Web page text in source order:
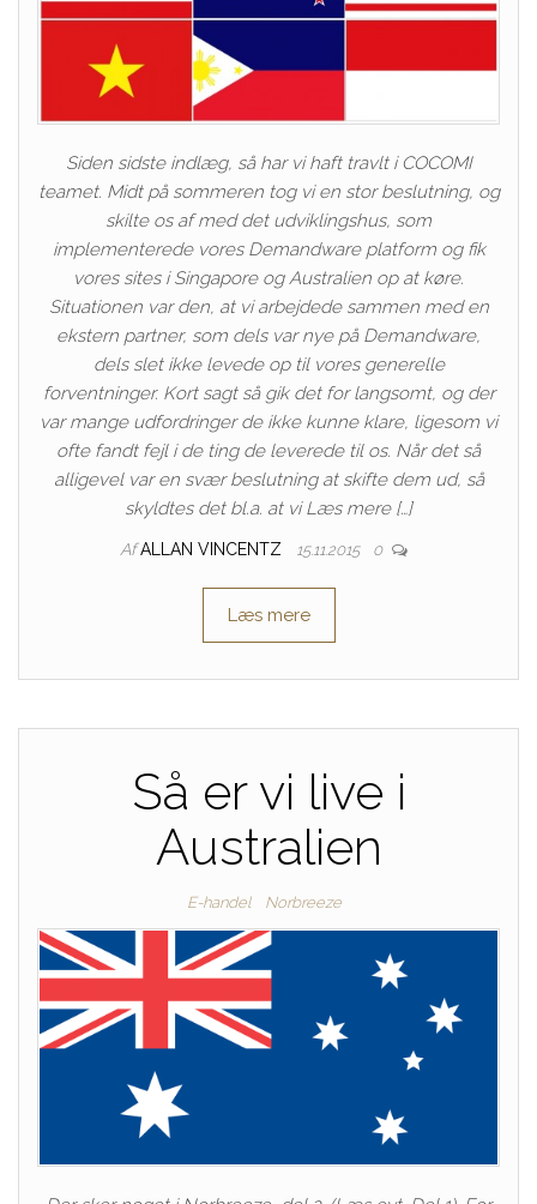
Siden sidste indlæg, så har vi haft travlt i COCOMI
teamet. Midt på sommeren tog vi en stor beslutning, og
skilte os af med det udviklingshus, som
implementerede vores Demandware platform og fik
vores sites i Singapore og Australien op at køre.
Situationen var den, at vi arbejdede sammen med en
ekstern partner, som dels var nye på Demandware,
dels slet ikke levede op til vores generelle
forventninger. Kort sagt så gik det for langsomt, og der
var mange udfordringer de ikke kunne klare, ligesom vi
ofte fandt fejl i de ting de leverede til os. Når det så
alligevel var en svær beslutning at skifte dem ud, så
skyldtes det bl.a. at vi Læs mere […]
Af ALLAN VINCENTZ 15.11.2015 0
Læs mere
Så er vi live i
Australien
E-handel Norbreeze